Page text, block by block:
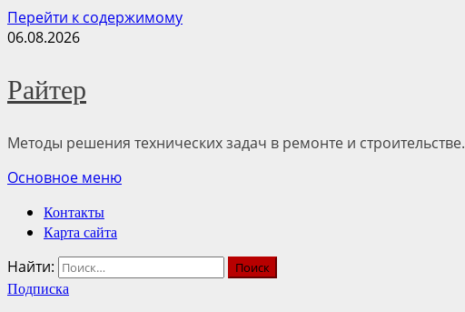
Перейти к содержимому
06.08.2026
Райтер
Методы решения технических задач в ремонте и строительстве.
Основное меню
Контакты
Карта сайта
Найти:
Подписка